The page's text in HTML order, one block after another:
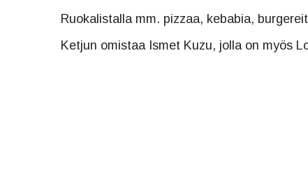
Ruokalistalla mm. pizzaa, kebabia,
Ketjun omistaa Ismet Kuzu, jolla on myös